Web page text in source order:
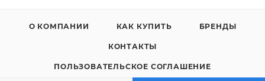
О КОМПАНИИ КАК КУПИТЬ БРЕНДЫ
КОНТАКТЫ
ПОЛЬЗОВАТЕЛЬСКОЕ СОГЛАШЕНИЕ